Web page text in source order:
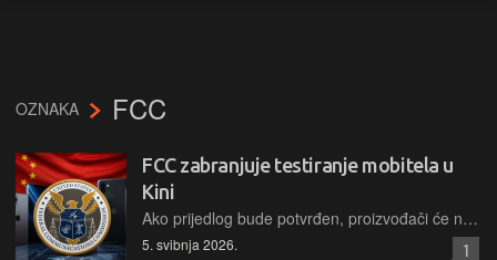
OZNAKA FCC
FCC zabranjuje testiranje mobitela u
Kini
Ako prijedlog bude potvrđen, proizvođači će nadolazeće uređaje morati iz Kine slati ut reće zemlje gdje će se obavljati odobrena testiranja, što, naravno, zahtijeva dodatne troškove
5. svibnja 2026. 1